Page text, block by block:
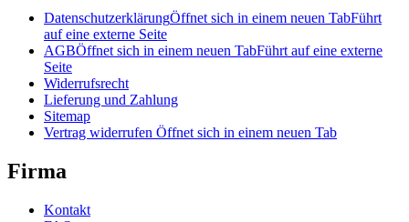
DatenschutzerklärungÖffnet sich in einem neuen TabFührt
auf eine externe Seite
AGBÖffnet sich in einem neuen TabFührt auf eine externe
Seite
Widerrufsrecht
Lieferung und Zahlung
Sitemap
Vertrag widerrufen Öffnet sich in einem neuen Tab
Firma
Kontakt